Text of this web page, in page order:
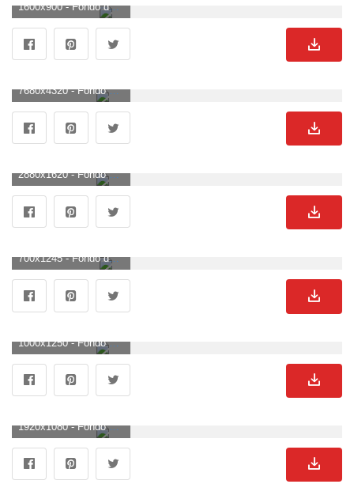
1600x900 - Fondo de pantalla de 1600x900. Imágen de Bugatti.
7680x4320 - Fondo de pantalla de 7680x4320. Wallpaper para escritorio 8K de Bugatti.
2880x1620 - Fondo de pantalla de 2880x1620. Imágen de Bugatti.
700x1245 - Fondo de pantalla de 700x1245. Fondo de pantalla de Bugatti.
1000x1250 - Fondo de pantalla de 1000x1250. Fondo para móvil de Bugatti.
1920x1080 - Fondo de pantalla de 1920x1080. Fondo de pantalla HD 1080p de Bugatti.